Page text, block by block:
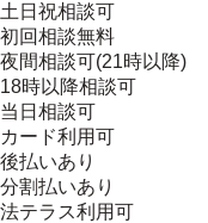
土日祝相談可
初回相談無料
夜間相談可(21時以降)
18時以降相談可
当日相談可
カード利用可
後払いあり
分割払いあり
法テラス利用可